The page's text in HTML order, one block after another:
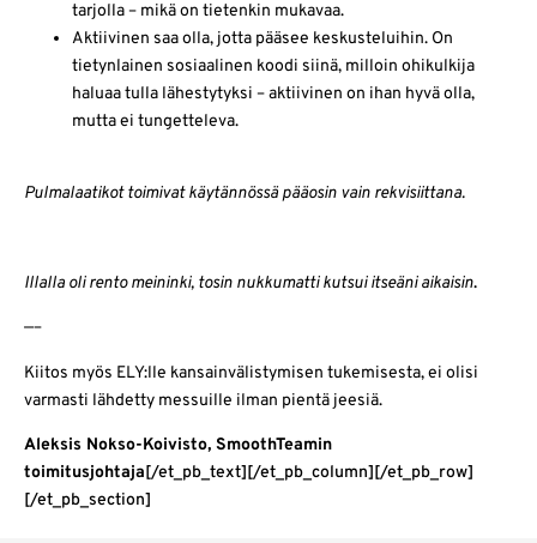
tarjolla – mikä on tietenkin mukavaa.
Aktiivinen saa olla, jotta pääsee keskusteluihin. On
tietynlainen sosiaalinen koodi siinä, milloin ohikulkija
haluaa tulla lähestytyksi – aktiivinen on ihan hyvä olla,
mutta ei tungetteleva.
Pulmalaatikot toimivat käytännössä pääosin vain rekvisiittana.
Illalla oli rento meininki, tosin nukkumatti kutsui itseäni aikaisin.
—–
Kiitos myös ELY:lle kansainvälistymisen tukemisesta, ei olisi
varmasti lähdetty messuille ilman pientä jeesiä.
Aleksis Nokso-Koivisto, SmoothTeamin
toimitusjohtaja [/et_pb_text][/et_pb_column][/et_pb_row]
[/et_pb_section]